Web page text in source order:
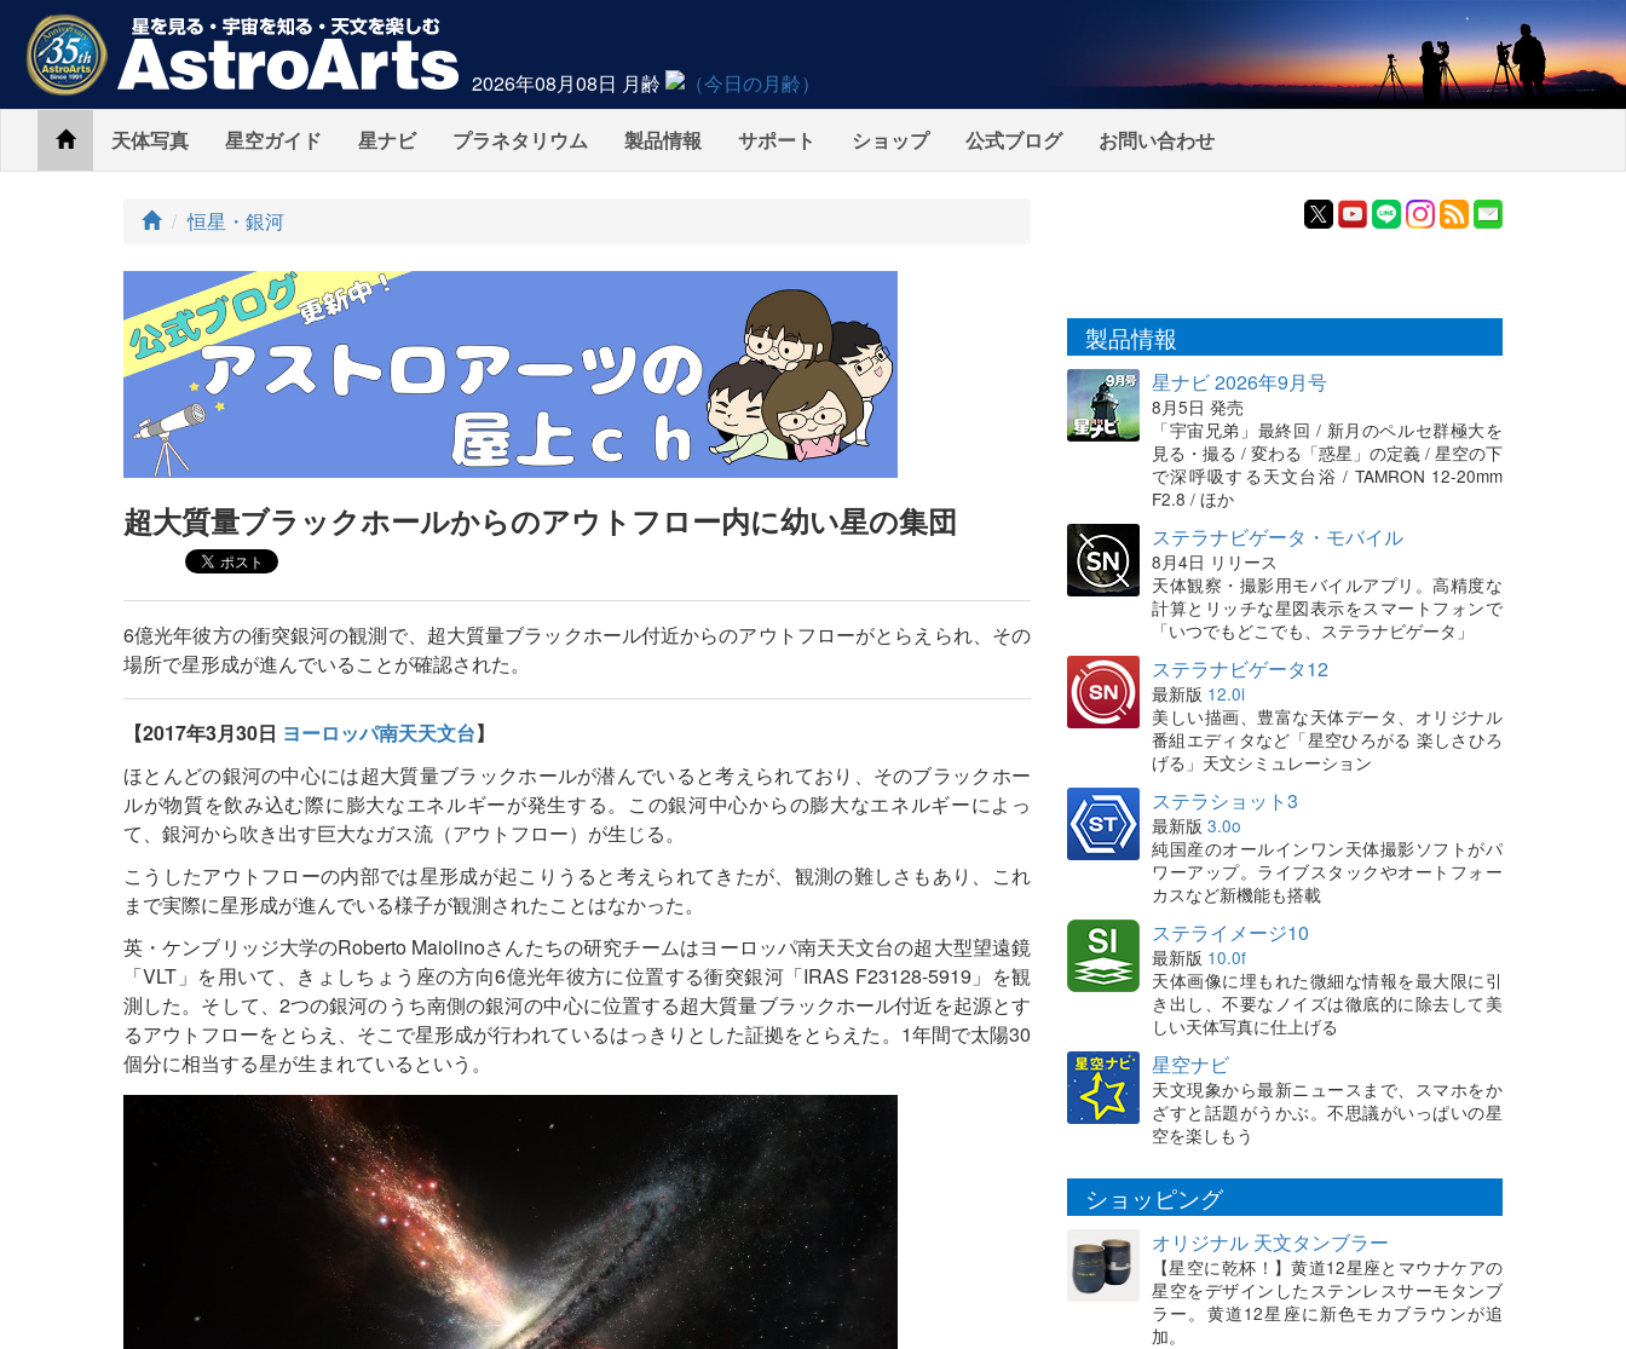
2026年08月08日 月齢
Home天体写真 星空ガイド 星ナビ プラネタリウム 製品情報 サポート ショップ 公式ブログ お問い合わせ
ト
プ
恒星・銀河
超大質量ブラックホールからのアウトフロー内に幼い星の集団
6億光年彼方の衝突銀河の観測で、超大質量ブラックホール付近からのアウトフローがとらえられ、その
場所で星形成が進んでいることが確認された。
【2017年3月30日 ヨーロッパ南天天文台】
ほとんどの銀河の中心には超大質量ブラックホールが潜んでいると考えられており、そのブラックホー
ルが物質を飲み込む際に膨大なエネルギーが発生する。この銀河中心からの膨大なエネルギーによっ
て、銀河から吹き出す巨大なガス流（アウトフロー）が生じる。
こうしたアウトフローの内部では星形成が起こりうると考えられてきたが、観測の難しさもあり、これ
まで実際に星形成が進んでいる様子が観測されたことはなかった。
英・ケンブリッジ大学のRoberto Maiolinoさんたちの研究チームはヨーロッパ南天天文台の超大型望遠鏡
「VLT」を用いて、きょしちょう座の方向6億光年彼方に位置する衝突銀河「IRAS F23128-5919」を観
測した。そして、2つの銀河のうち南側の銀河の中心に位置する超大質量ブラックホール付近を起源とす
るアウトフローをとらえ、そこで星形成が行われているはっきりとした証拠をとらえた。1年間で太陽30
個分に相当する星が生まれているという。
製品情報
星ナビ 2026年9月号
8月5日 発売
「宇宙兄弟」最終回 / 新月のペルセ群極大を
見る・撮る / 変わる「惑星」の定義 / 星空の下
で深呼吸する天文台浴 / TAMRON 12-20mm
F2.8 / ほか
ステラナビゲータ・モバイル
8月4日 リリース
天体観察・撮影用モバイルアプリ。高精度な
計算とリッチな星図表示をスマートフォンで
「いつでもどこでも、ステラナビゲータ」
ステラナビゲータ12
最新版 12.0i
美しい描画、豊富な天体データ、オリジナル
番組エディタなど「星空ひろがる 楽しさひろ
げる」天文シミュレーション
ステラショット3
最新版 3.0o
純国産のオールインワン天体撮影ソフトがパ
ワーアップ。ライブスタックやオートフォー
カスなど新機能も搭載
ステライメージ10
最新版 10.0f
天体画像に埋もれた微細な情報を最大限に引
き出し、不要なノイズは徹底的に除去して美
しい天体写真に仕上げる
星空ナビ
天文現象から最新ニュースまで、スマホをか
ざすと話題がうかぶ。不思議がいっぱいの星
空を楽しもう
ショッピング
オリジナル 天文タンブラー
【星空に乾杯！】黄道12星座とマウナケアの
星空をデザインしたステンレスサーモタンブ
ラー。黄道12星座に新色モカブラウンが追
加。